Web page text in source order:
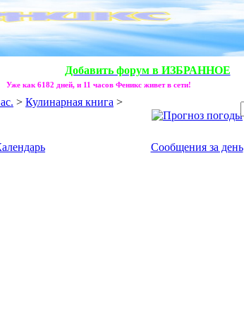
Добавить форум в ИЗБРАННОЕ
Уже как 6182 дней, и 11 часов Феникс живет в сети!
> Кулинарная книга >
Сообщения за день